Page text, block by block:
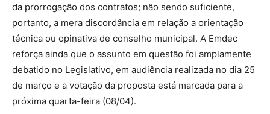
da prorrogação dos contratos; não sendo suficiente,
portanto, a mera discordância em relação a orientação
técnica ou opinativa de conselho municipal. A Emdec
reforça ainda que o assunto em questão foi amplamente
debatido no Legislativo, em audiência realizada no dia 25
de março e a votação da proposta está marcada para a
próxima quarta-feira (08/04).